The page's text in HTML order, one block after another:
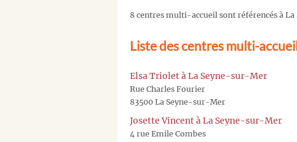
8 centres multi-accueil sont référencés à
Liste des centres multi-
Elsa Triolet à La Seyne-sur-Mer
Rue Charles Fourier
83500 La Seyne-sur-Mer
Josette Vincent à La Seyne-sur-Mer
4 rue Emile Combes